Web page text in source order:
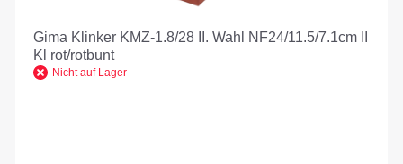
Gima Klinker KMZ-1.8/28 II. Wahl NF24/11.5/7.1cm II
Kl rot/rotbunt
Nicht auf Lager